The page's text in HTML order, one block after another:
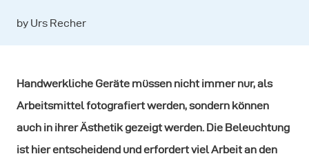
by Urs Recher
Handwerkliche Geräte müssen nicht immer nur, als
Arbeitsmittel fotografiert werden, sondern können
auch in ihrer Ästhetik gezeigt werden. Die Beleuchtung
ist hier entscheidend und erfordert viel Arbeit an den